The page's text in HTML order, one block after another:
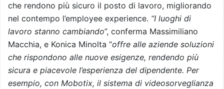
che rendono più sicuro il posto di lavoro, migliorando
nel contempo l’employee experience. “I luoghi di
lavoro stanno cambiando”, conferma Massimiliano
Macchia, e Konica Minolta “offre alle aziende soluzioni
che rispondono alle nuove esigenze, rendendo più
sicura e piacevole l’esperienza del dipendente. Per
esempio, con Mobotix, il sistema di videosorveglianza